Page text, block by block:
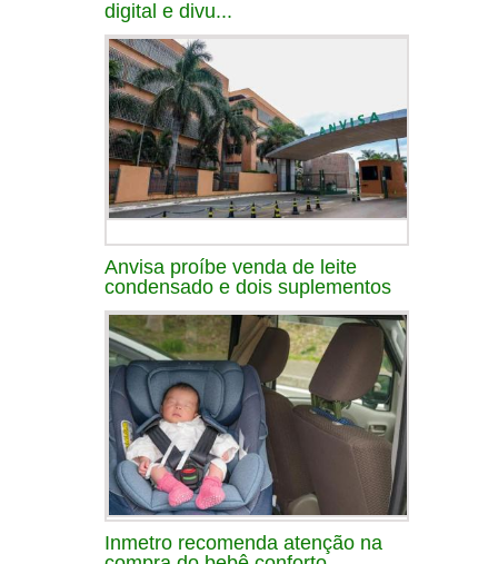
digital e divu...
Anvisa proíbe venda de leite
condensado e dois suplementos
Inmetro recomenda atenção na